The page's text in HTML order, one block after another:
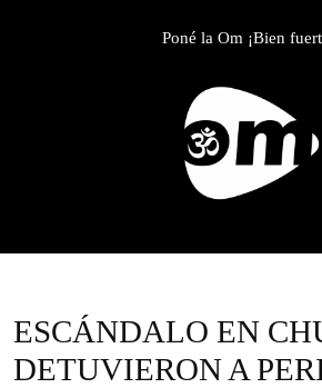
Poné la Om ¡Bien
ESCÁNDALO EN
DETUVIERON A